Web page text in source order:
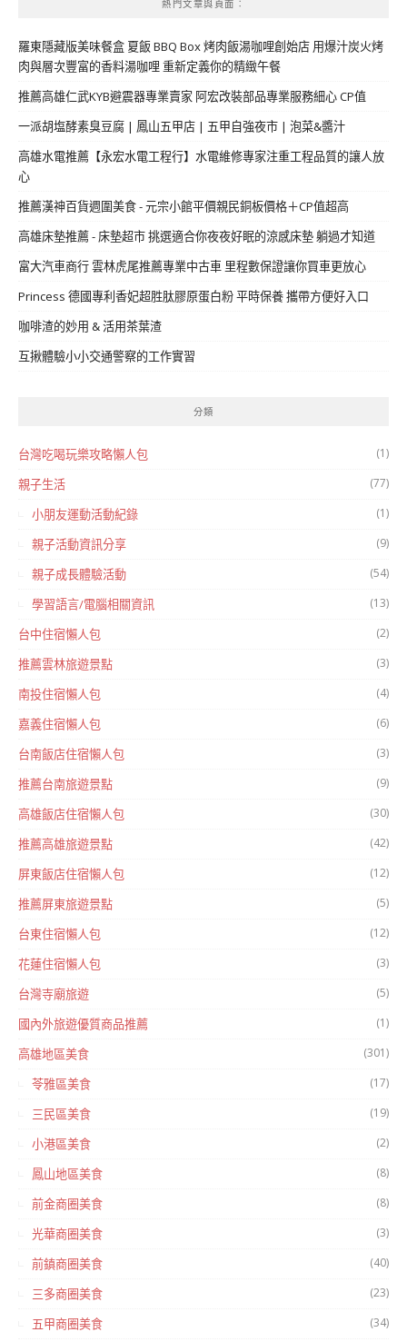
熱門文章與頁面︰
羅東隱藏版美味餐盒 夏飯 BBQ Box 烤肉飯湯咖哩創始店 用爆汁炭火烤
肉與層次豐富的香料湯咖哩 重新定義你的精緻午餐
推薦高雄仁武KYB避震器專業賣家 阿宏改裝部品專業服務細心 CP值
一派胡塩酵素臭豆腐 | 鳳山五甲店 | 五甲自強夜市 | 泡菜&醬汁
高雄水電推薦【永宏水電工程行】水電維修專家注重工程品質的讓人放
心
推薦漢神百貨週圍美食 - 元宗小館平價親民銅板價格＋CP值超高
高雄床墊推薦 - 床墊超市 挑選適合你夜夜好眠的涼感床墊 躺過才知道
富大汽車商行 雲林虎尾推薦專業中古車 里程數保證讓你買車更放心
Princess 德國專利香妃超胜肽膠原蛋白粉 平時保養 攜帶方便好入口
咖啡渣的妙用 & 活用茶葉渣
互揪體驗小小交通警察的工作實習
分類
台灣吃喝玩樂攻略懶人包 (1)
親子生活 (77)
小朋友運動活動紀錄 (1)
親子活動資訊分享 (9)
親子成長體驗活動 (54)
學習語言/電腦相關資訊 (13)
台中住宿懶人包 (2)
推薦雲林旅遊景點 (3)
南投住宿懶人包 (4)
嘉義住宿懶人包 (6)
台南飯店住宿懶人包 (3)
推薦台南旅遊景點 (9)
高雄飯店住宿懶人包 (30)
推薦高雄旅遊景點 (42)
屏東飯店住宿懶人包 (12)
推薦屏東旅遊景點 (5)
台東住宿懶人包 (12)
花蓮住宿懶人包 (3)
台灣寺廟旅遊 (5)
國內外旅遊優質商品推薦 (1)
高雄地區美食 (301)
苓雅區美食 (17)
三民區美食 (19)
小港區美食 (2)
鳳山地區美食 (8)
前金商圈美食 (8)
光華商圈美食 (3)
前鎮商圈美食 (40)
三多商圈美食 (23)
五甲商圈美食 (34)